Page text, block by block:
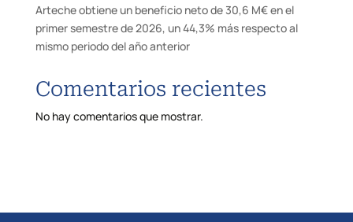
Arteche obtiene un beneficio neto de 30,6 M€ en el
primer semestre de 2026, un 44,3% más respecto al
mismo periodo del año anterior
Comentarios recientes
No hay comentarios que mostrar.